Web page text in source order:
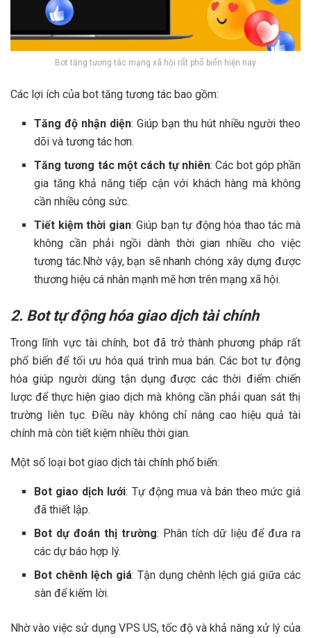
Bot tăng tương tác mạng xã hội rất phổ biến hiện nay
Các lợi ích của bot tăng tương tác bao gồm:
Tăng độ nhận diện: Giúp bạn thu hút nhiều người theo
dõi và tương tác hơn.
Tăng tương tác một cách tự nhiên: Các bot góp phần
gia tăng khả năng tiếp cận với khách hàng mà không
cần nhiều công sức.
Tiết kiệm thời gian: Giúp bạn tự động hóa thao tác mà
không cần phải ngồi dành thời gian nhiều cho việc
tương tác.Nhờ vậy, bạn sẽ nhanh chóng xây dựng được
thương hiệu cá nhân mạnh mẽ hơn trên mạng xã hội.
2. Bot tự động hóa giao dịch tài chính
Trong lĩnh vực tài chính, bot đã trở thành phương pháp rất
phổ biến để tối ưu hóa quá trình mua bán. Các bot tự động
hóa giúp người dùng tận dụng được các thời điểm chiến
lược để thực hiện giao dịch mà không cần phải quan sát thị
trường liên tục. Điều này không chỉ nâng cao hiệu quả tài
chính mà còn tiết kiệm nhiều thời gian.
Một số loại bot giao dịch tài chính phổ biến:
Bot giao dịch lưới: Tự động mua và bán theo mức giá
đã thiết lập.
Bot dự đoán thị trường: Phân tích dữ liệu để đưa ra
các dự báo hợp lý.
Bot chênh lệch giá: Tận dụng chênh lệch giá giữa các
sàn để kiếm lời.
Nhờ vào việc sử dụng VPS US, tốc độ và khả năng xử lý của